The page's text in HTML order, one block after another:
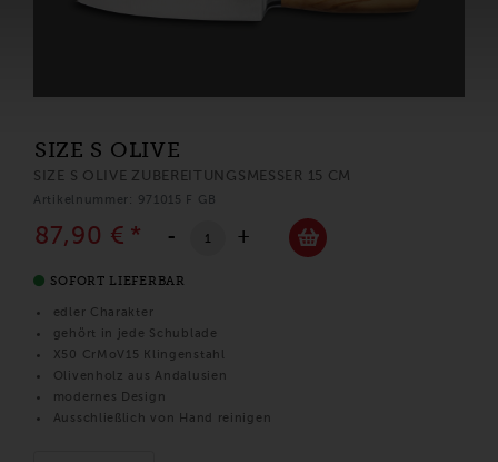
SIZE S OLIVE
SIZE S OLIVE ZUBEREITUNGSMESSER 15 CM
Artikelnummer: 971015 F GB
87,90 € * - +
SOFORT LIEFERBAR
edler Charakter
gehört in jede Schublade
X50 CrMoV15 Klingenstahl
Olivenholz aus Andalusien
modernes Design
Ausschließlich von Hand reinigen